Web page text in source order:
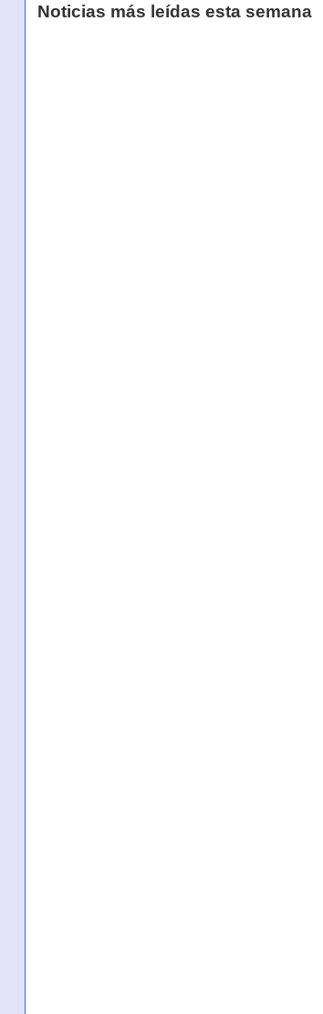
Noticias más leídas esta semana